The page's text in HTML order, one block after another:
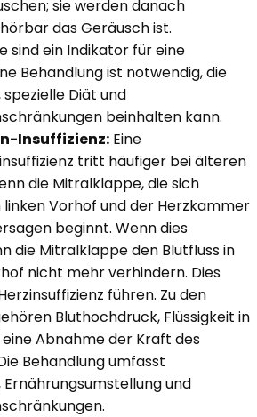
sie werden danach
das Geräusch ist.
sind ein Indikator für eine
Behandlung ist notwendig, die
Diät und
beinhalten kann.
Insuffizienz: Eine
tritt häufiger bei älteren
die Mitralklappe, die sich
linken Vorhof und der Herzkammer
beginnt. Wenn dies
die Mitralklappe den Blutfluss in
nicht mehr verhindern. Dies
führen. Zu den
Bluthochdruck, Flüssigkeit in
eine Abnahme der Kraft des
Behandlung umfasst
und